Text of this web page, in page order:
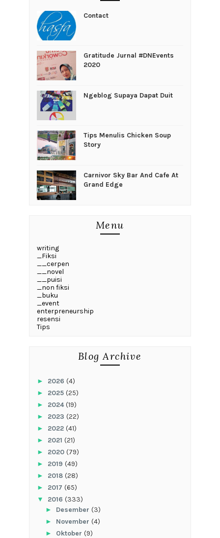
Contact
Gratitude Jurnal #DNEvents
2020
Ngeblog Supaya Dapat Duit
Tips Menulis Chicken Soup
Story
Carnivor Sky Bar And Cafe At
Grand Edge
Menu
writing
_Fiksi
__cerpen
__novel
__puisi
_non fiksi
_buku
_event
enterpreneurship
resensi
Tips
Blog Archive
► 2026 (4)
► 2025 (25)
► 2024(19)
► 2023 (22)
► 2022 (41)
► 2021 (21)
► 2020 (79)
► 2019 (49)
► 2018 (28)
► 2017 (65)
▼ 2016 (333)
► Desember (3)
► November (4)
► Oktober (9)